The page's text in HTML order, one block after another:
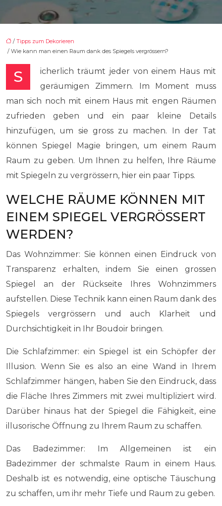
/ Tipps zum Dekorieren
/ Wie kann man einen Raum dank des Spiegels vergrössern?
Sicherlich träumt jeder von einem Haus mit
geräumigen Zimmern. Im Moment muss
man sich noch mit einem Haus mit engen Räumen
zufrieden geben und ein paar kleine Details
hinzufügen, um sie gross zu machen. In der Tat
können Spiegel Magie bringen, um einem Raum
Raum zu geben. Um Ihnen zu helfen, Ihre Räume
mit Spiegeln zu vergrössern, hier ein paar Tipps.
WELCHE RÄUME KÖNNEN MIT
EINEM SPIEGEL VERGRÖSSERT
WERDEN?
Das Wohnzimmer: Sie können einen Eindruck von
Transparenz erhalten, indem Sie einen grossen
Spiegel an der Rückseite Ihres Wohnzimmers
aufstellen. Diese Technik kann einen Raum dank des
Spiegels vergrössern und auch Klarheit und
Durchsichtigkeit in Ihr Boudoir bringen.
Die Schlafzimmer: ein Spiegel ist ein Schöpfer der
Illusion. Wenn Sie es also an eine Wand in Ihrem
Schlafzimmer hängen, haben Sie den Eindruck, dass
die Fläche Ihres Zimmers mit zwei multipliziert wird.
Darüber hinaus hat der Spiegel die Fähigkeit, eine
illusorische Öffnung zu Ihrem Raum zu schaffen.
Das Badezimmer: Im Allgemeinen ist ein
Badezimmer der schmalste Raum in einem Haus.
Deshalb ist es notwendig, eine optische Täuschung
zu schaffen, um ihr mehr Tiefe und Raum zu geben.